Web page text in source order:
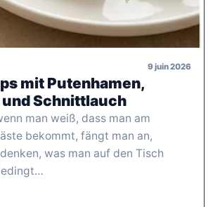
9 juin 2026
mit Putenhamen,
Schnittlauch
man weiß, dass man am
bekommt, fängt man an,
was man auf den Tisch